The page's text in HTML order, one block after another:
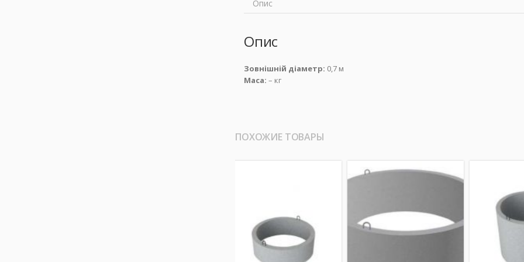
Опис
Опис
Зовнішній діаметр: 0,7 м
Маса: – кг
ПОХОЖИЕ ТОВАРЫ